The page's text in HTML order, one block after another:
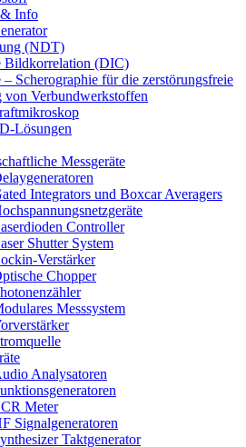
& Info
(NDT)
Bildkorrelation (DIC)
– Scherographie für die zerstörungsfreie
von Verbundwerkstoffen
Lösungen
Messgeräte
Integrators und Boxcar Averagers
Controller
Shutter System
Verstärker
Chopper
Messsystem
Analysatoren
Meter
Signalgeneratoren
Taktgenerator